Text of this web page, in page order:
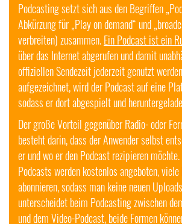
Podcastingsetzt sich aus den Begriffen
Abkürzung für „Play on demand“ und
verbreiten) zusammen.EinPodcastist ein
über das Internet abgerufen und damit
offiziellen Sendezeit jederzeit genutzt
aufgezeichnet, wird derPodcastauf eine
sodass er dort abgespielt und
Der große Vorteil gegenüber Radio- oder
besteht darin, dass der Anwender selbst
er und wo er denPodcastrezipieren
Podcastswerden kostenlos angeboten,
abonnieren, sodass man keine neuen
unterscheidet beim Podcasting zwischen
und dem Video-Podcast, beide Formen